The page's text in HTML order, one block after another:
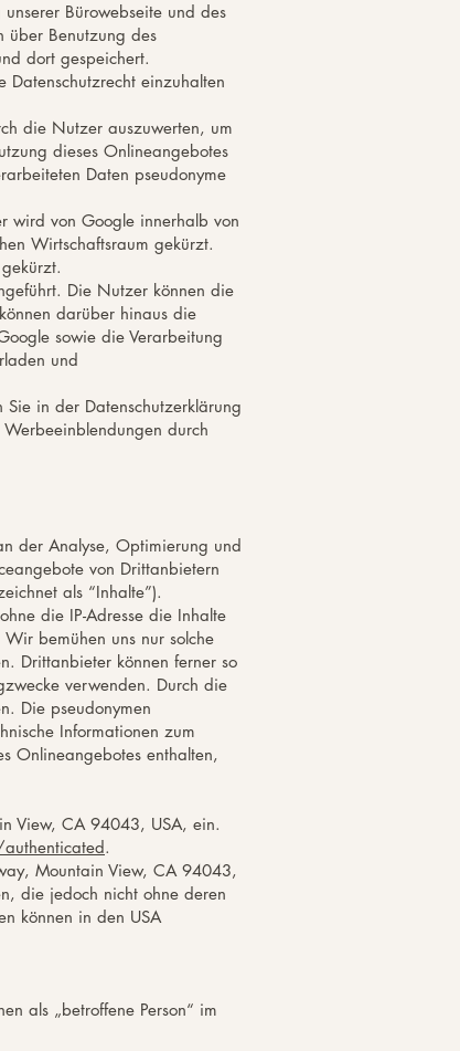
Bürowebseite und des
über Benutzung des
dort gespeichert.
einzuhalten
die Nutzer auszuwerten, um
dieses Onlineangebotes
Daten pseudonyme
wird von Google innerhalb von
Wirtschaftsraum gekürzt.
Die Nutzer können die
darüber hinaus die
sowie die Verarbeitung
und
in der Datenschutzerklärung
durch
der Analyse, Optimierung und
von Drittanbietern
als “Inhalte”).
die IP-Adresse die Inhalte
bemühen uns nur solche
Drittanbieter können ferner so
verwenden. Durch die
Die pseudonymen
Informationen zum
Onlineangebotes enthalten,
View, CA 94043, USA, ein.
.
Mountain View, CA 94043,
die jedoch nicht ohne deren
können in den USA
als „betroffene Person“ im